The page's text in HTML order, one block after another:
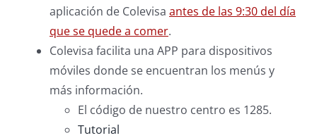
aplicación de Colevisa antes de las 9:30 del día
que se quede a comer.
Colevisa facilita una APP para dispositivos
móviles donde se encuentran los menús y
más información.
El código de nuestro centro es 1285.
Tutorial